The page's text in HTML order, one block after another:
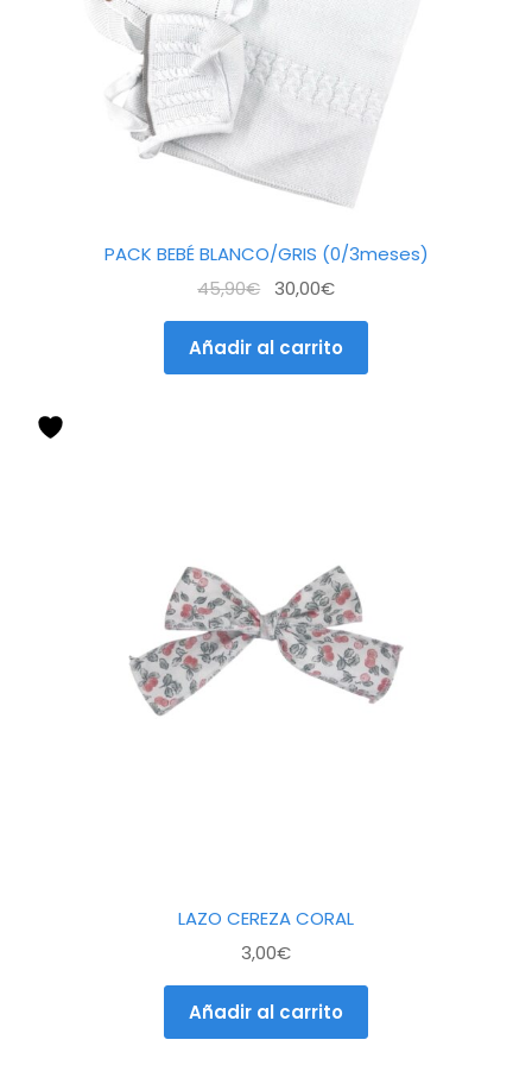
PACK BEBÉ BLANCO/GRIS (0/3meses)
45,90€ El
precio
original
era:
30,00€El
precio
actual
es:
Añadir al carrito
LAZO CEREZA CORAL
3,00€
Añadir al carrito